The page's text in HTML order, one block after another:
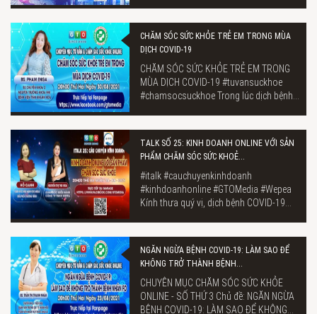
CHĂM SÓC SỨC KHỎE TRẺ EM TRONG MÙA
DỊCH COVID-19
CHĂM SÓC SỨC KHỎE TRẺ EM TRONG
MÙA DỊCH COVID-19 #tuvansuckhoe
#chamsocsuckhoe Trong lúc dịch bệnh...
TALK SỐ 25: KINH DOANH ONLINE VỚI SẢN
PHẨM CHĂM SÓC SỨC KHOẺ...
#italk #cauchuyenkinhdoanh
#kinhdoanhonline #GTOMedia #Wepea
Kính thưa quý vị, dịch bệnh COVID-19...
NGĂN NGỪA BỆNH COVID-19: LÀM SAO ĐỂ
KHÔNG TRỞ THÀNH BỆNH...
CHUYÊN MỤC CHĂM SÓC SỨC KHỎE
ONLINE - SỐ THỨ 3 Chủ đề: NGĂN NGỪA
BỆNH COVID-19: LÀM SAO ĐỂ KHÔNG...